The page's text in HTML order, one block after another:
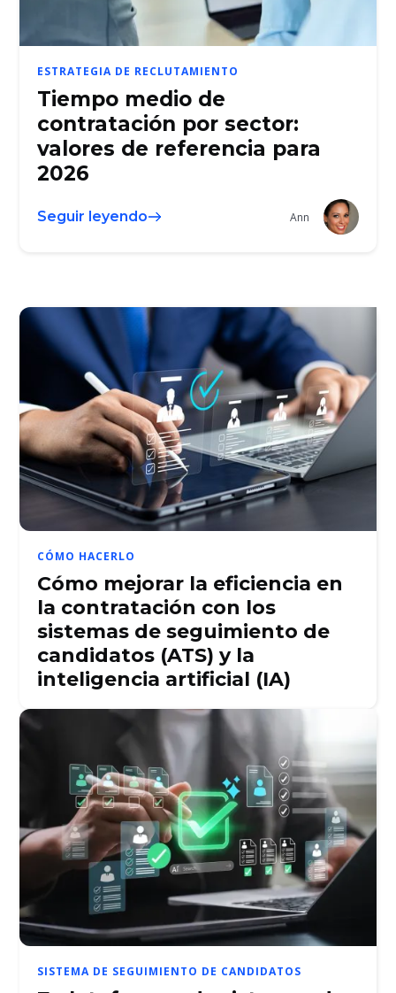
ESTRATEGIA DE RECLUTAMIENTO
Tiempo medio de
contratación por sector:
valores de referencia para
2026
Seguir leyendo Ann
CÓMO HACERLO
Cómo mejorar la eficiencia en
la contratación con los
sistemas de seguimiento de
candidatos (ATS) y la
inteligencia artificial (IA)
SISTEMA DE SEGUIMIENTO DE CANDIDATOS